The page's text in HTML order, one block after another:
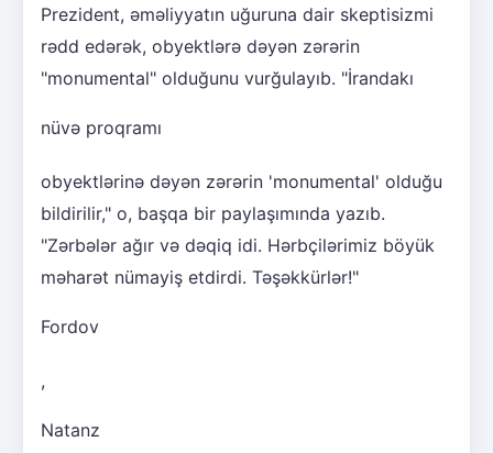
Prezident, əməliyyatın uğuruna dair skeptisizmi
rədd edərək, obyektlərə dəyən zərərin
"monumental" olduğunu vurğulayıb. "İrandakı
nüvə proqramı
obyektlərinə dəyən zərərin 'monumental' olduğu
bildirilir," o, başqa bir paylaşımında yazıb.
"Zərbələr ağır və dəqiq idi. Hərbçilərimiz böyük
məharət nümayiş etdirdi. Təşəkkürlər!"
Fordov
,
Natanz